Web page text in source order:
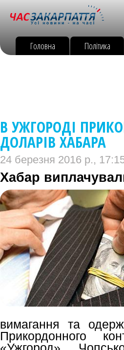
Головна Політика
В УЖГОРОДІ
ДОЛАРІВ ХАБАРА
24 березня 2016 р.,
Хабар
вимагання та
Прикордонного